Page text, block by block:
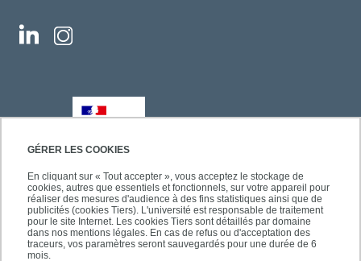
GÉRER LES COOKIES
En cliquant sur « Tout accepter », vous acceptez le stockage de
cookies, autres que essentiels et fonctionnels, sur votre appareil pour
réaliser des mesures d'audience à des fins statistiques ainsi que de
publicités (cookies Tiers). L'université est responsable de traitement
pour le site Internet. Les cookies Tiers sont détaillés par domaine
dans nos mentions légales. En cas de refus ou d'acceptation des
traceurs, vos paramètres seront sauvegardés pour une durée de 6
mois.